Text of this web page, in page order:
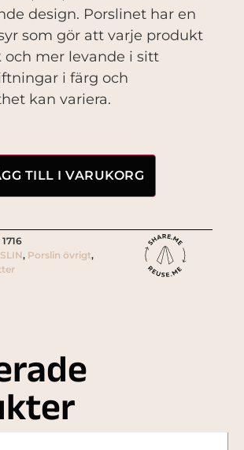
design. Porslinet har en
som gör att varje produkt
och mer levande i sitt
i färg och
kan variera.
TILL I VARUKORG
1716
, Porslin övrigt,